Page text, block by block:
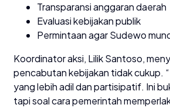
Transparansi anggaran daerah
Evaluasi kebijakan publik
Permintaan agar Sudewo
Koordinator aksi, Lilik Santoso,
pencabutan kebijakan tidak cukup.
yang lebih adil dan partisipatif. Ini
tapi soal cara pemerintah